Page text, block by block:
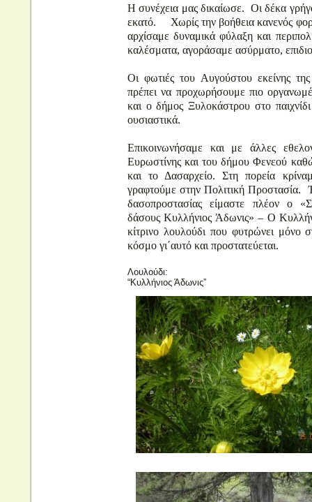
Η συνέχεια μας δικαίωσε. Οι δέκα
εκατό. Χωρίς την βοήθεια κανενός
αρχίσαμε δυναμικά φύλαξη και
καλέσματα, αγοράσαμε ασύρματο,
Οι φωτιές του Αυγούστου εκείνης
πρέπει να προχωρήσουμε πιο
και ο δήμος Ξυλοκάστρου στο
ουσιαστικά.
Επικοινωνήσαμε και με άλλες
Ευρωστίνης και του δήμου Φενεού
και το Δασαρχείο. Στη πορεία
γραφτούμε στην Πολιτική Προστασία.
δασοπροστασίας είμαστε πλέον ο
δάσους Κυλλήνιος Άδωνις» – Ο
κίτρινο λουλούδι που φυτρώνει
κόσμο γι΄αυτό και προστατεύεται.
Λουλούδι:
“Κυλλήνιος Άδωνις”